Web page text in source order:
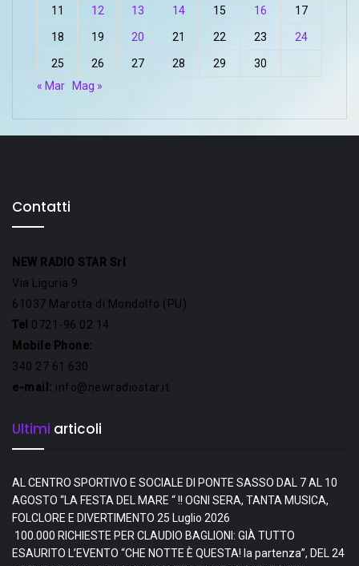
11 12 13 14 15 16 17
18 19 20 21 22 23 24
25 26 27 28 29
30
« Mar
Mag »
Contatti
NEW RADIO STAR Srl
Via Liguria 9
61037 Marotta di Mondolfo (PU)
Tel 0721-96 02 14
Mobile Phone:
340 27 61 630
e-mail: info@newradiostar.it
Ultimi articoli
AL CENTRO SPORTIVO E SOCIALE DI PONTE SASSO DAL 7 AL 10
AGOSTO “LA FESTA DEL MARE “ !! OGNI SERA, TANTA MUSICA,
FOLCLORE E DIVERTIMENTO 25 Luglio 2026
100.000 RICHIESTE PER CLAUDIO BAGLIONI: GIÀ TUTTO
ESAURITO L’EVENTO “CHE NOTTE È QUESTA! la partenza”, DEL 24